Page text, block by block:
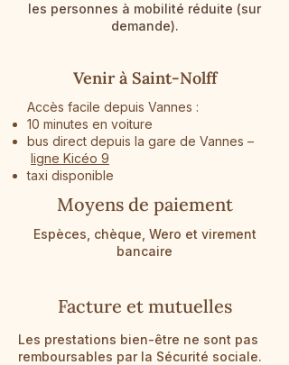
les personnes à mobilité réduite (sur
demande).
Venir à Saint-Nolff
Accès facile depuis Vannes :
10 minutes en voiture
bus direct depuis la gare de Vannes –
ligne Kicéo 9
taxi disponible
Moyens de paiement
Espèces, chèque, Wero et virement
bancaire
Facture et mutuelles
Les prestations bien-être ne sont pas
remboursables par la Sécurité sociale.